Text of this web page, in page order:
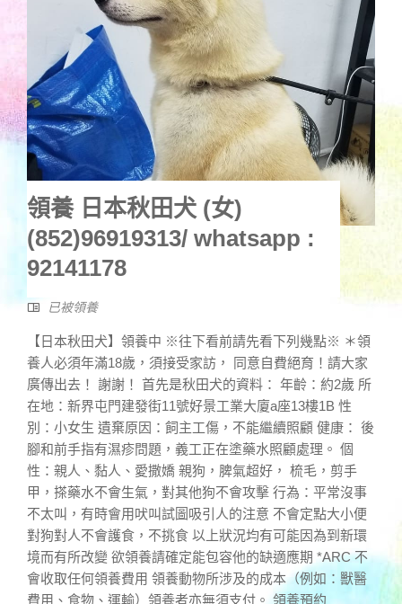
領養 日本秋田犬 (女)
(852)96919313/ whatsapp :
92141178
已被領養
【日本秋田犬】領養中 ※往下看前請先看下列幾點※ ＊領
養人必須年滿18歲，須接受家訪， 同意自費絕育！請大家
廣傳出去！ 謝謝！ 首先是秋田犬的資料： 年齡：約2歲 所
在地：新界屯門建發街11號好景工業大廈a座13樓1B 性
別：小女生 遺棄原因：飼主工傷，不能繼續照顧 健康： 後
腳和前手指有濕疹問題，義工正在塗藥水照顧處理。 個
性：親人、黏人、愛撒嬌 親狗，脾氣超好， 梳毛，剪手
甲，搽藥水不會生氣，對其他狗不會攻擊 行為：平常沒事
不太叫，有時會用吠叫試圖吸引人的注意 不會定點大小便
對狗對人不會護食，不挑食 以上狀況均有可能因為到新環
境而有所改變 欲領養請確定能包容他的缺適應期 *ARC 不
會收取任何領養費用 領養動物所涉及的成本（例如：獸醫
費用、食物、運輸）領養者亦無須支付。 領養預約